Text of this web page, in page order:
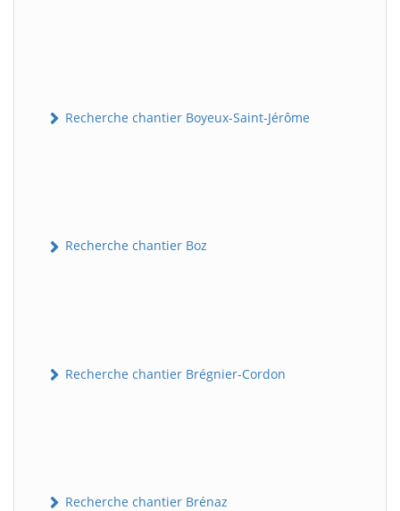
Recherche chantier Boyeux-Saint-Jérôme
Recherche chantier Boz
Recherche chantier Brégnier-Cordon
Recherche chantier Brénaz